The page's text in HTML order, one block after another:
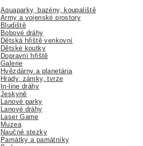
Aquaparky, bazény, koupaliště
Army a vojenské prostory
Bludiště
Bobové dráhy
Dětská hřiště venkovní
Dětské koutky
Dopravní hřiště
Galerie
Hvězdárny a planetária
Hrady, zámky, tvrze
In-line dráhy
Jeskyně
Lanové parky
Lanové dráhy
Laser Game
Muzea
Naučné stezky
Památky a památníky